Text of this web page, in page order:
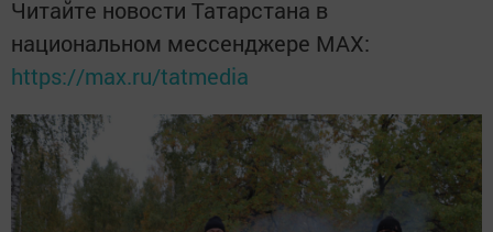
Читайте новости Татарстана в
национальном мессенджере MАХ:
https://max.ru/tatmedia